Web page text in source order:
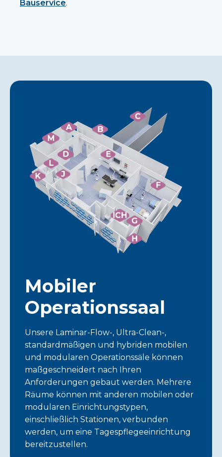
Bauservice.
A B
C
D E
F
G
H
ICH
J
K
L
M
Mobiler
Operationssaal
Unsere Laminar-Flow-, Ultra-Clean-,
standardmäßigen und hybriden mobilen
und modularen Operationssäle können
maßgeschneidert nach Ihren
Anforderungen gebaut werden. Mehrere
Räume können mit anderen mobilen oder
modularen Einrichtungstypen,
einschließlich Stationen, verbunden
werden, um eine Tagespflegeeinrichtung
bereitzustellen.